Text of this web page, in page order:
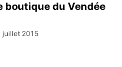
boutique du Vendée
juillet 2015